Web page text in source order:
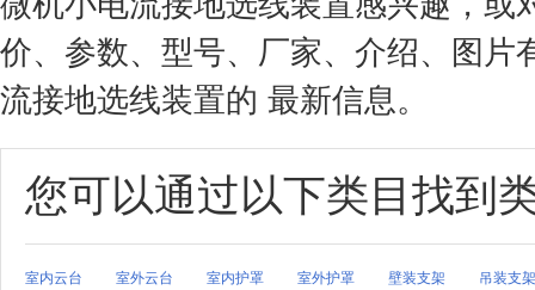
价、参数、型号、厂家、介绍、图片
流接地选线装置的 最新信息。
您可以通过以下类目找到
室内云台 室外云台 室内护罩 室外护罩 壁装支架 吊装支架